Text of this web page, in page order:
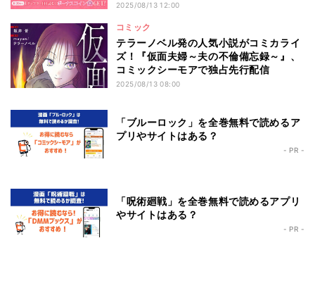
2025/08/13 12:00
コミック
テラーノベル発の人気小説がコミカライ
ズ！『仮面夫婦～夫の不倫備忘録～』、
コミックシーモアで独占先行配信
2025/08/13 08:00
「ブルーロック」を全巻無料で読めるア
プリやサイトはある？
- PR -
「呪術廻戦」を全巻無料で読めるアプリ
やサイトはある？
- PR -